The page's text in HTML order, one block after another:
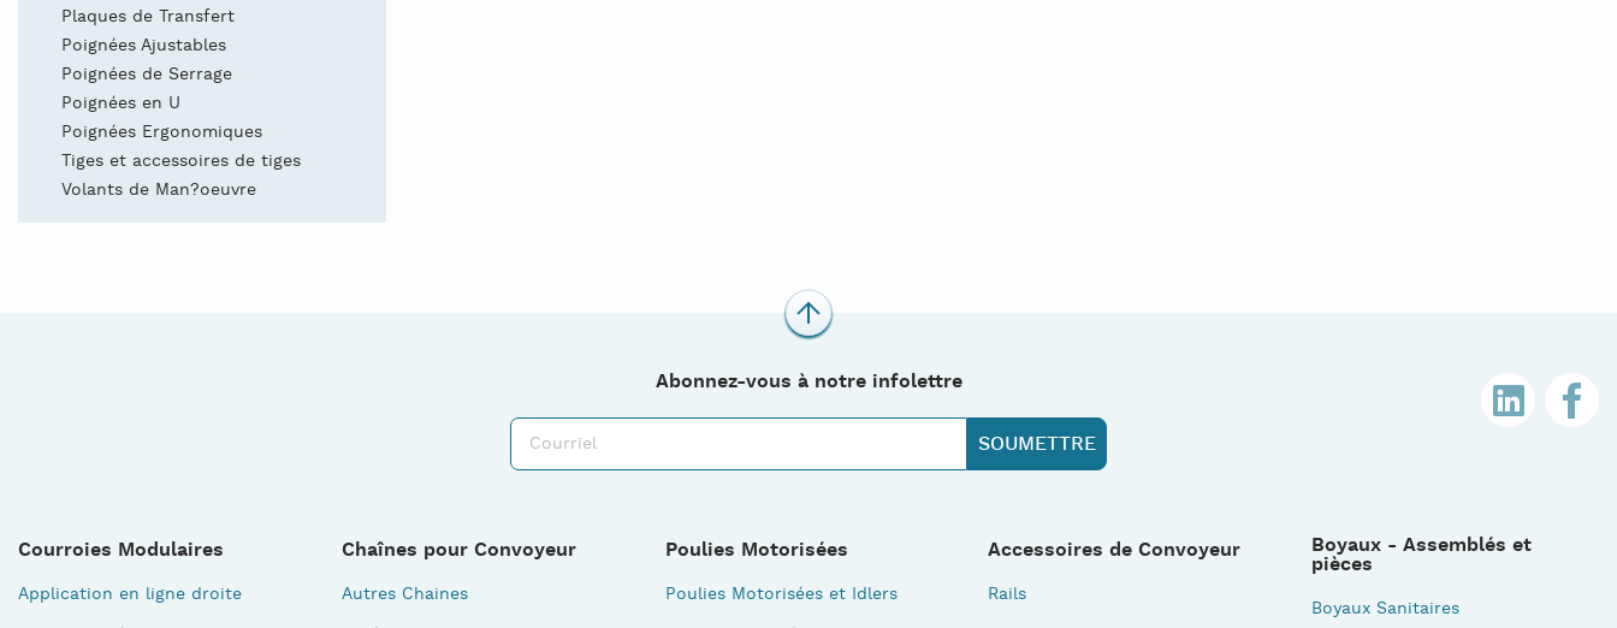
Plaques de Transfert
Poignées Ajustables
Poignées de Serrage
Poignées en U
Poignées Ergonomiques
Tiges et accessoires de tiges
Volants de Man?oeuvre
Abonnez-vous à notre infolettre
Courroies Modulaires
Application en ligne droite
Chaînes pour Convoyeur
Autres Chaines
Poulies Motorisées
Poulies Motorisées et Idlers
Accessoires de Convoyeur
Rails
Boyaux - Assemblés et
pièces
Boyaux Sanitaires